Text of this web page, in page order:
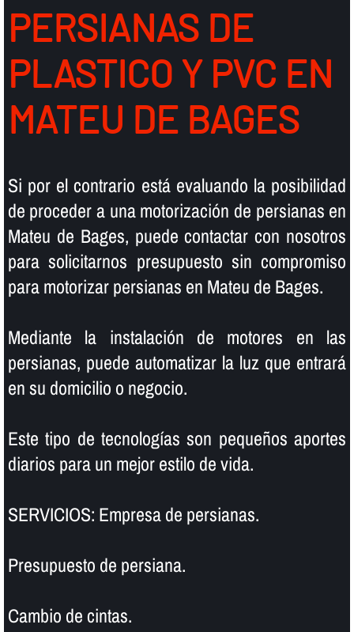
PERSIANAS DE
PLASTICO Y PVC EN
MATEU DE BAGES
Si por el contrario está evaluando la posibilidad
de proceder a una motorización de persianas en
Mateu de Bages, puede contactar con nosotros
para solicitarnos presupuesto sin compromiso
para motorizar persianas en Mateu de Bages.
Mediante la instalación de motores en las
persianas, puede automatizar la luz que entrará
en su domicilio o negocio.
Este tipo de tecnologí­as son pequeños aportes
diarios para un mejor estilo de vida.
SERVICIOS: Empresa de persianas.
Presupuesto de persiana.
Cambio de cintas.